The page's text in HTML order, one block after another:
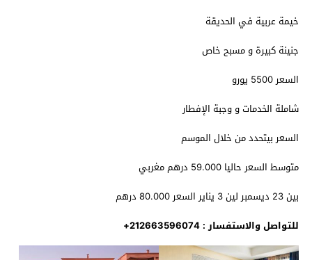
خيمة عربية في الحديقة
جنينة كبيرة و مسبح خاص
السعر 5500 يورو
شاملة الخدمات و وجبة الإفطار
السعر بيتحدد من خلال الموسم
متوسط السعر حاليا 59.000 درهم مغربي
بين 23 ديسمبر لين 3 يناير السعر 80.000 درهم
للتواصل والاستفسار : 212663596074+